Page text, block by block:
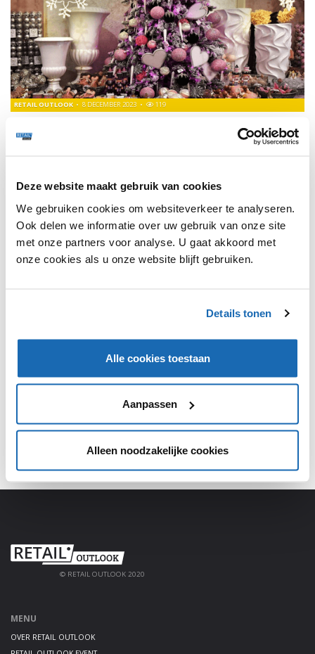
Deze website maakt gebruik van cookies
We gebruiken cookies om websiteverkeer te analyseren.
Ook delen we informatie over uw gebruik van onze site
met onze partners voor analyse. U gaat akkoord met
onze cookies als u onze website blijft gebruiken.
Details tonen
Alle cookies toestaan
Aanpassen
Alleen noodzakelijke cookies
OUT-OF-THE-BOX IDEEËN VOOR PRESENTATIES EN
DECORATIES IN WINKELS
RETAIL OUTLOOK 8 DECEMBER 2023 119
1
SHARE, LEARN & CONNECT!
Meld je aan, deel jouw kennis en haal alles uit het
platform!
AANMELDEN
© RETAIL OUTLOOK 2020
MENU
OVER RETAIL OUTLOOK